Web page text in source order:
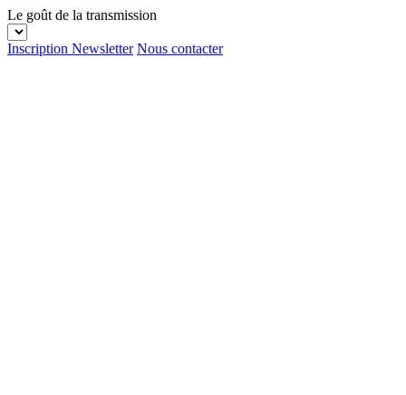
Le goût de la transmission
Inscription Newsletter Nous contacter